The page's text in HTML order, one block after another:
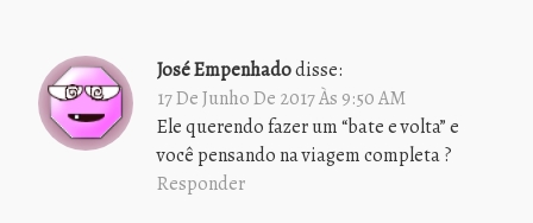
José Empenhadodisse:
17 De Junho De 2017 Às 9:50 AM
Ele querendo fazer um “bate e volta” e
você pensando na viagem completa ?
Responder